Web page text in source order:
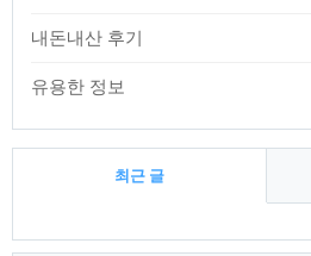
내돈내산 후기
유용한 정보
최근 글
최